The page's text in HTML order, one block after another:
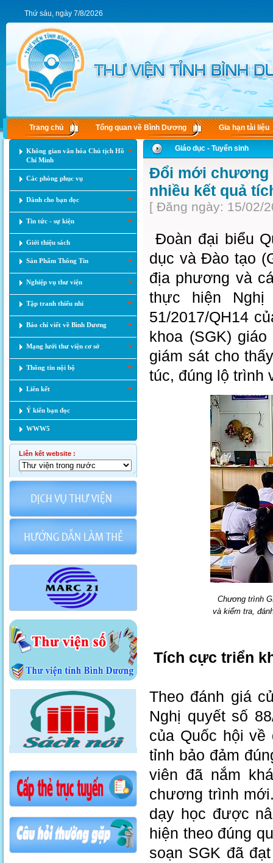
Thứ sáu, ngày 7/8/2026
Trang chủ Tổng quan về Bình Dương Gia hạn tài liệu
Không gian văn hóa Chủ tịch Hồ
Chí Minh
Các phòng phục vụ
Dành cho bạn đọc
Tin tức - sự kiện
Giới thiệu sách
Sản Phẩm Thông Tin
Nghiệp vụ thư viện
Tập tranh thiếu nhi
Báo chí viết về Bình Dương
Mạng lưới thư viện cơ sở
Thông tin nội bộ
Liên kết
Ý kiến bạn đọc
WWW5
Liên kết website :
Giáo dục - Tuyển sinh
Đổi mới chương
nhiều kết quả
[ Đăng ngày: 15/02/
Đoàn đại biểu
dục và Đào tạo
địa phương và
thực hiện Nghị
51/2017/QH14
khoa (SGK)
giám sát cho
túc, đúng lộ trình
Chương trình
và kiểm tra,
Tích cực triển
Theo đánh giá
Nghị quyết số
của Quốc hội
tỉnh bảo đảm
viên đã nắm
chương trình
dạy học được
hiện theo đúng
soạn SGK đã